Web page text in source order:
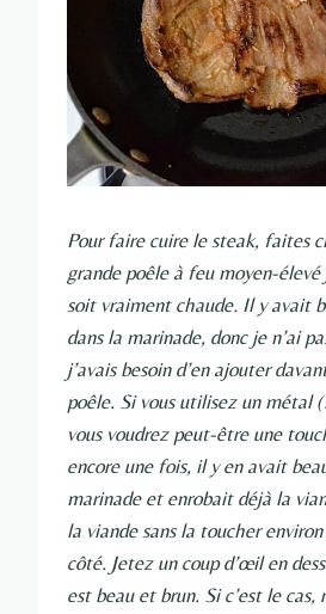
Pour faire cuire le steak, faites
grande poêle à feu moyen-élevé
soit vraiment chaude. Il y avait
dans la marinade, donc je n’ai
j’avais besoin d’en ajouter
poêle. Si vous utilisez un métal
vous voudrez peut-être une
encore une fois, il y en avait
marinade et enrobait déjà la
la viande sans la toucher
côté. Jetez un coup d’œil en
est beau et brun. Si c’est le